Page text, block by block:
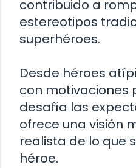
contribuido a
estereotipos
superhéroes.
Desde héroes
con motivaciones
desafía las
ofrece una visión
realista de lo que
héroe.